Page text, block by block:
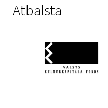
Atbalsta